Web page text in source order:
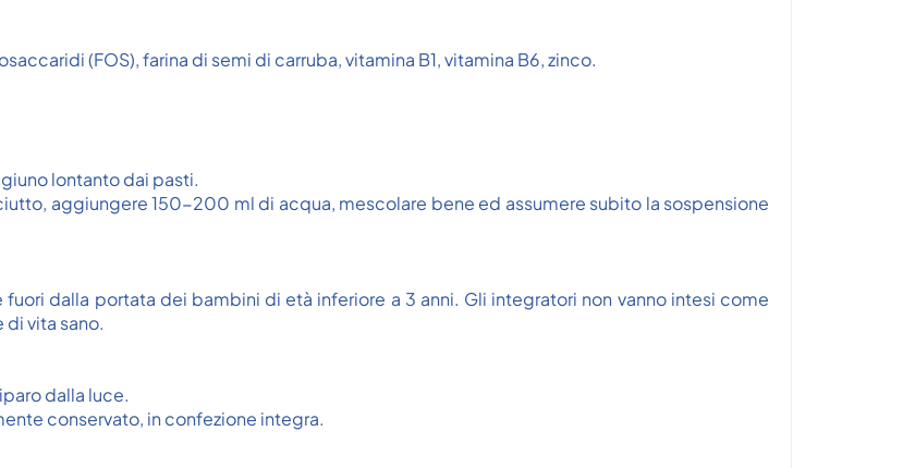
(FOS), farina di semi di carruba, vitamina B1, vitamina B6, zinco.
lontanto dai pasti.
aggiungere 150-200 ml di acqua, mescolare bene ed assumere subito la sospensione
dalla portata dei bambini di età inferiore a 3 anni. Gli integratori non vanno intesi come
vita sano.
dalla luce.
conservato, in confezione integra.